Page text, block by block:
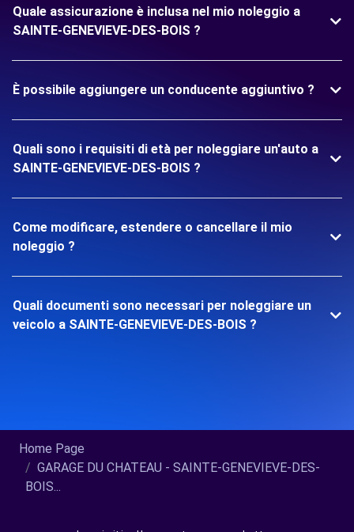
Quale assicurazione è inclusa nel mio noleggio a
SAINTE-GENEVIEVE-DES-BOIS ?
È possibile aggiungere un conducente aggiuntivo ?
Quali sono i requisiti di età per noleggiare un'auto a
SAINTE-GENEVIEVE-DES-BOIS ?
Come modificare, estendere o cancellare il mio
noleggio ?
Quali documenti sono necessari per noleggiare un
veicolo a SAINTE-GENEVIEVE-DES-BOIS ?
Home Page
GARAGE DU CHATEAU - SAINTE-GENEVIEVE-DES-
BOIS...